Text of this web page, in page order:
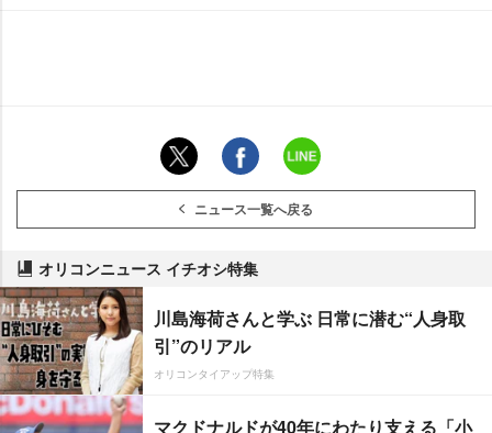
ニュース一覧へ戻る
オリコンニュース イチオシ特集
川島海荷さんと学ぶ 日常に潜む“人身取
引”のリアル
オリコンタイアップ特集
マクドナルドが40年にわたり支える「小